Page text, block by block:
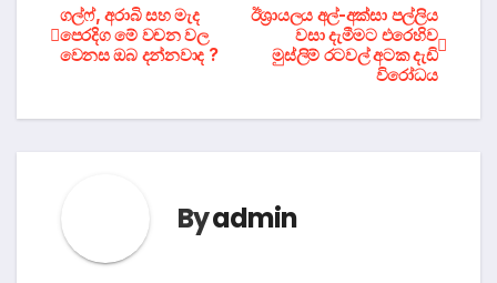
Post
navigation
ඊශ්‍රායලය අල්-අක්සා පල්ලිය
වසා දැමීමට එරෙහිව
මුස්ලිම් රටවල් අටක දැඩි
විරෝධය
ගල්ෆ්, අරාබි සහ මැද
පෙරදිග මේ වචන වල
වෙනස ඔබ දන්නවාද ?
Byadmin